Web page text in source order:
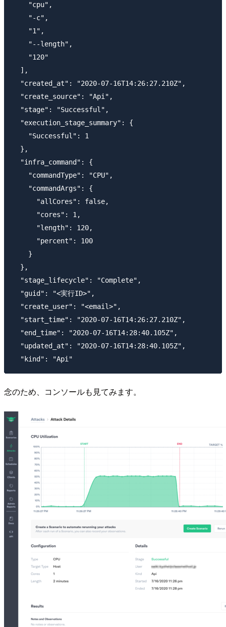
    "cpu",
    "-c",
    "1",
    "--length",
    "120"
  ],
  "created_at": "2020-07-16T14:26:27.210Z",
  "create_source": "Api",
  "stage": "Successful",
  "execution_stage_summary": {
    "Successful": 1
  },
  "infra_command": {
    "commandType": "CPU",
    "commandArgs": {
      "allCores": false,
      "cores": 1,
      "length": 120,
      "percent": 100
    }
  },
  "stage_lifecycle": "Complete",
  "guid": "<実行ID>",
  "create_user": "<email>",
  "start_time": "2020-07-16T14:26:27.210Z",
  "end_time": "2020-07-16T14:28:40.105Z",
  "updated_at": "2020-07-16T14:28:40.105Z",
念のため、コンソールも見てみます。